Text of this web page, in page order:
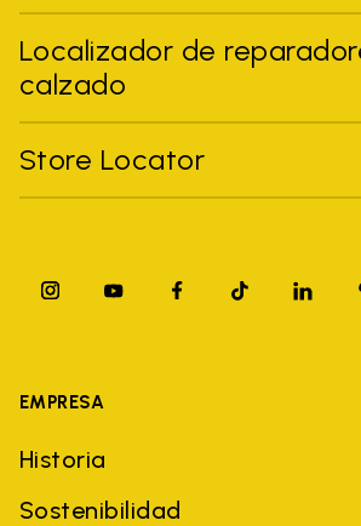
Localizador de
calzado
Store Locator
EMPRESA
Historia
Sostenibilidad